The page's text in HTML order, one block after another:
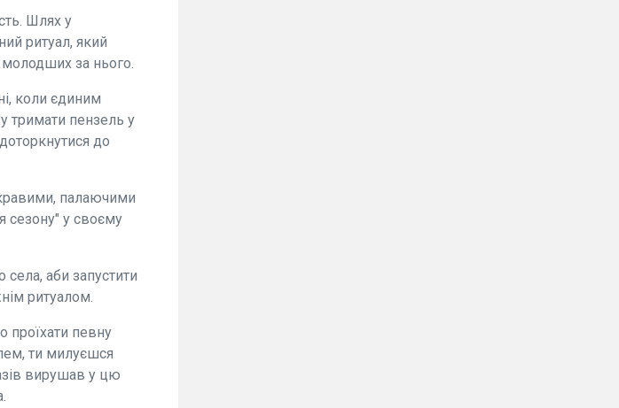
Шлях у
ритуал, який
за нього.
коли єдиним
тримати пензель у
до
палаючими
сезону" у своєму
аби запустити
ритуалом.
проїхати певну
ти милуєшся
вирушав у цю